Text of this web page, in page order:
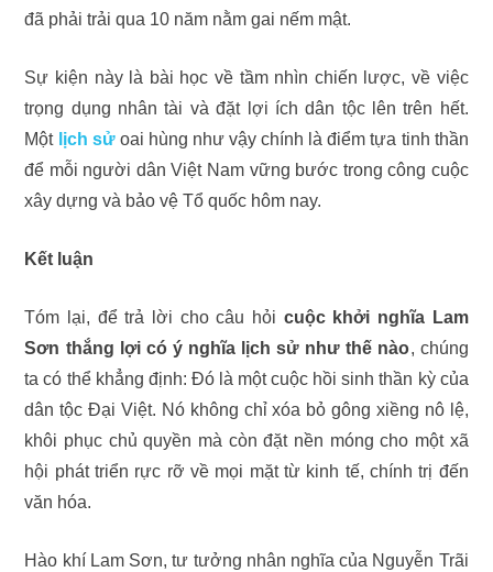
đã phải trải qua 10 năm nằm gai nếm mật.
Sự kiện này là bài học về tầm nhìn chiến lược, về việc
trọng dụng nhân tài và đặt lợi ích dân tộc lên trên hết.
Một lịch sửoai hùng như vậy chính là điểm tựa tinh thần
để mỗi người dân Việt Nam vững bước trong công cuộc
xây dựng và bảo vệ Tổ quốc hôm nay.
Kết luận
Tóm lại, để trả lời cho câu hỏi cuộc khởi nghĩa Lam
Sơn thắng lợi có ý nghĩa lịch sử như thế nào, chúng
ta có thể khẳng định: Đó là một cuộc hồi sinh thần kỳ của
dân tộc Đại Việt. Nó không chỉ xóa bỏ gông xiềng nô lệ,
khôi phục chủ quyền mà còn đặt nền móng cho một xã
hội phát triển rực rỡ về mọi mặt từ kinh tế, chính trị đến
văn hóa.
Hào khí Lam Sơn, tư tưởng nhân nghĩa của Nguyễn Trãi